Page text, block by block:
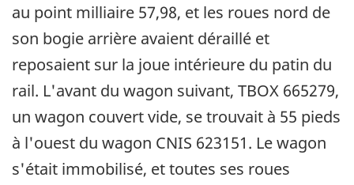
au point milliaire 57,98, et les roues nord de
son bogie arrière avaient déraillé et
reposaient sur la joue intérieure du patin du
rail. L'avant du wagon suivant, TBOX 665279,
un wagon couvert vide, se trouvait à 55 pieds
à l'ouest du wagon CNIS 623151. Le wagon
s'était immobilisé, et toutes ses roues